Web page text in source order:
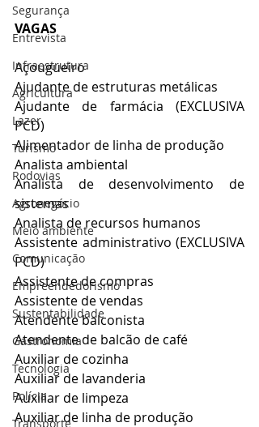
Segurança
Entrevista
Infraestrutura
Agricultura
Lazer
Turismo
Rodovias
Agronegócio
Meio ambiente
Comunicação
Empreendedorismo
Sustentabilidade
Gastronomia
Tecnologia
Polícia
Transporte
VAGAS
Açougueiro
Ajudante de estruturas metálicas
Ajudante de farmácia (EXCLUSIVA
PCD)
Alimentador de linha de produção
Analista ambiental
Analista de desenvolvimento de
sistemas
Analista de recursos humanos
Assistente administrativo (EXCLUSIVA
PCD)
Assistente de compras
Assistente de vendas
Atendente balconista
Atendente de balcão de café
Auxiliar de cozinha
Auxiliar de lavanderia
Auxiliar de limpeza
Auxiliar de linha de produção